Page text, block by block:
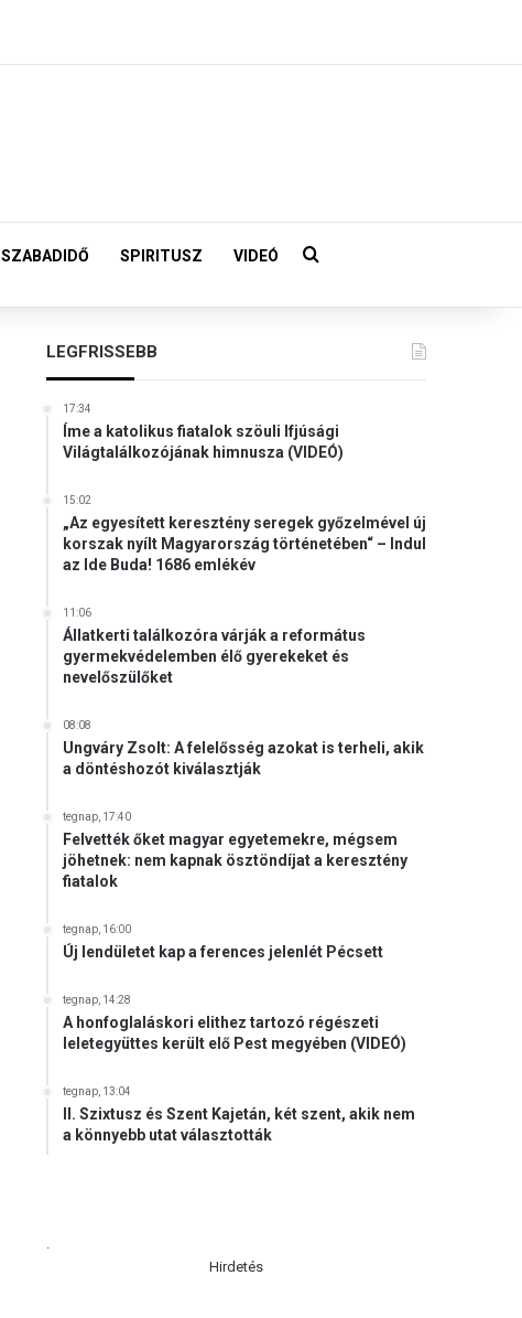
SZABADIDŐ SPIRITUSZ VIDEÓ Keresés:
LEGFRISSEBB
17:34
Íme a katolikus fiatalok szöuli Ifjúsági
Világtalálkozójának himnusza (VIDEÓ)
15:02
„Az egyesített keresztény seregek győzelmével új
korszak nyílt Magyarország történetében“ – Indul
az Ide Buda! 1686 emlékév
11:06
Állatkerti találkozóra várják a református
gyermekvédelemben élő gyerekeket és
nevelőszülőket
08:08
Ungváry Zsolt: A felelősség azokat is terheli, akik
a döntéshozót kiválasztják
tegnap, 17:40
Felvették őket magyar egyetemekre, mégsem
jöhetnek: nem kapnak ösztöndíjat a keresztény
fiatalok
tegnap, 16:00
Új lendületet kap a ferences jelenlét Pécsett
tegnap, 14:28
A honfoglaláskori elithez tartozó régészeti
leletegyüttes került elő Pest megyében (VIDEÓ)
tegnap, 13:04
II. Szixtusz és Szent Kajetán, két szent, akik nem
a könnyebb utat választották
.
Hirdetés